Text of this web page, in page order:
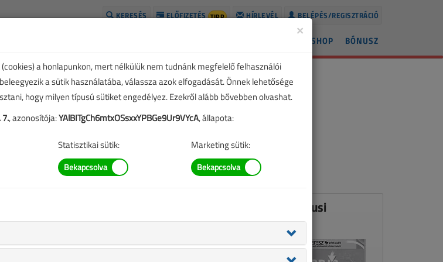
BELÉPÉS/REGISZTRÁCIÓ
HÍRLEVÉL
ELŐFIZETÉS TIPP
KERESÉS
BÓNUSZ
SHOP
Ez a cikk a VL 2011. márciusi
számában jelent meg.
×
a honlapunkon, mert nélkülük nem tudnánk megfelelő felhasználói
a sütik használatába, válassza azok elfogadását. Önnek lehetősége
hogy milyen típusú sütiket engedélyez. Ezekről alább bővebben olvashat.
7., azonosítója:YAlBITgCh6mtxOSsxxYPBGe9Ur9VYcA, állapota:
Statisztikai sütik: Marketing sütik: